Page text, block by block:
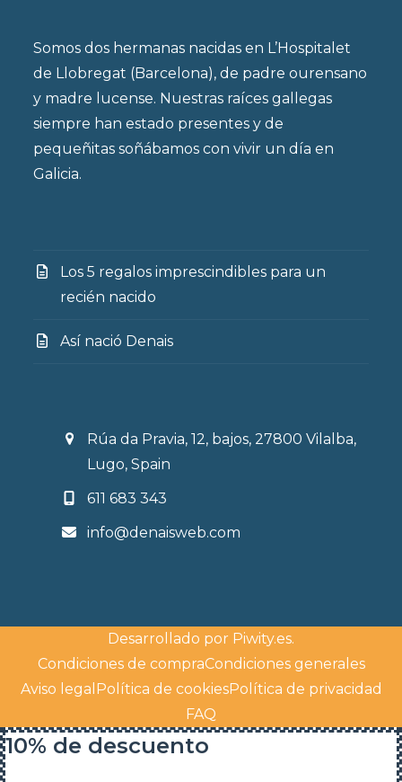
Somos dos hermanas nacidas en L’Hospitalet
de Llobregat (Barcelona), de padre ourensano
y madre lucense. Nuestras raíces gallegas
siempre han estado presentes y de
pequeñitas soñábamos con vivir un día en
Galicia.
Los 5 regalos imprescindibles para un
recién nacido
Así nació Denais
Rúa da Pravia, 12, bajos, 27800 Vilalba,
Lugo, Spain
611 683 343
info@denaisweb.com
Desarrollado por Piwity.es.
Condiciones de compraCondiciones generales
Aviso legal Política de cookiesPolítica de privacidad
FAQ
10% de descuento